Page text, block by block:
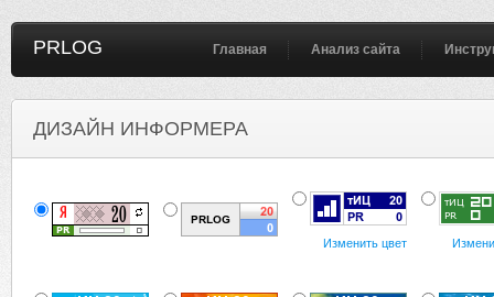
PRLOG Главная Анализ сайта
ДИЗАЙН ИНФОРМЕРА
Изменить цвет